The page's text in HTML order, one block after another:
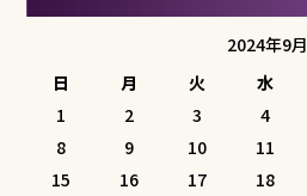
2024年9月
日
月 火 水
1 2 3 4
8
9 10 11
15
16 17 18